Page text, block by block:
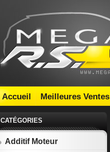
Accueil Meilleures Ventes
CATÉGORIES
Additif Moteur